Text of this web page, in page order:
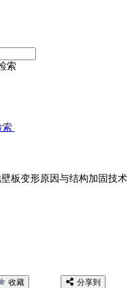
索
索
板变形原因与结构加固技术
收藏 分享到